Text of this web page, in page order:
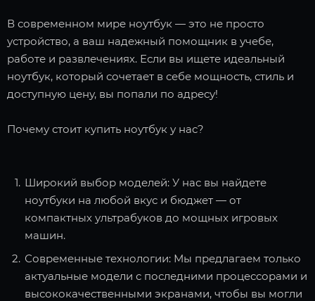
В современном мире ноутбук — это не просто
устройство, а ваш надежный помощник в учебе,
работе и развлечениях. Если вы ищете идеальный
ноутбук, который сочетает в себе мощность, стиль и
доступную цену, вы попали по адресу!
Почему стоит купить ноутбук у нас?
Широкий выбор моделей: У нас вы найдете
ноутбуки на любой вкус и бюджет — от
компактных ультрабуков до мощных игровых
машин.
Современные технологии: Мы предлагаем только
актуальные модели с последними процессорами и
высококачественными экранами, чтобы вы могли